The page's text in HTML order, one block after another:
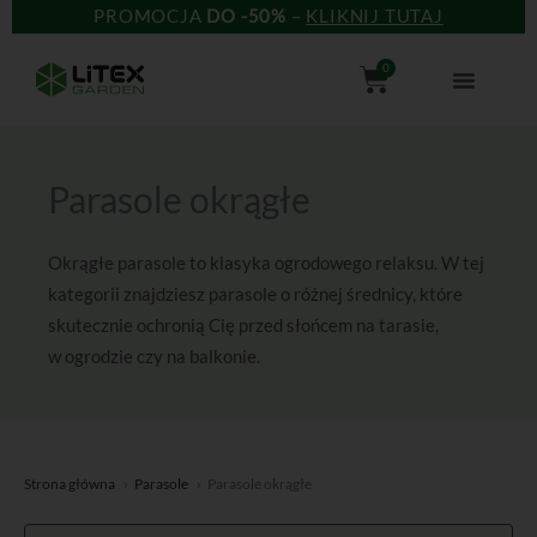
treści
PROMOCJA DO -50% – KLIKNIJ TUTAJ
0
Wózek
Okrągłe parasole to klasyka ogrodowego relaksu. W tej
kategorii znajdziesz parasole o różnej średnicy, które
skutecznie ochronią Cię przed słońcem na tarasie,
w ogrodzie czy na balkonie.
Strona główna Parasole Parasole okrągłe